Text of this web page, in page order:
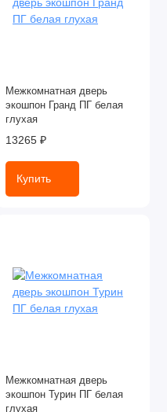
Межкомнатная дверь
экошпон Гранд ПГ белая
глухая
13265 ₽
Купить
Межкомнатная дверь
экошпон Турин ПГ белая
глухая